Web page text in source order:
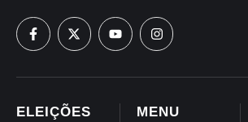
MENU
ELEIÇÕES